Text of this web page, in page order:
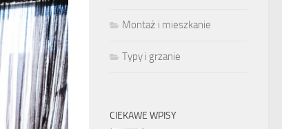
Montaż i mieszkanie
Typy i grzanie
CIEKAWE WPISY